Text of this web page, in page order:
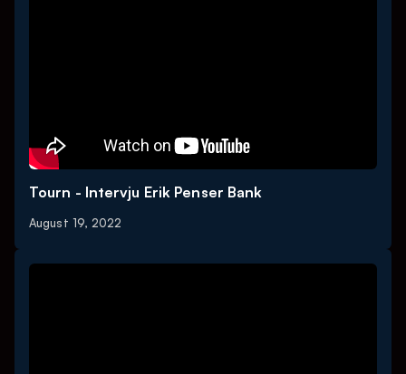
Tourn - Intervju Erik Penser Bank
August 19, 2022